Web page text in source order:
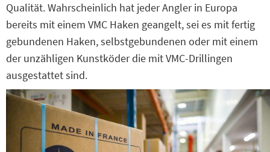
Qualität. Wahrscheinlich hat jeder Angler in Europa
bereits mit einem VMC Haken geangelt, sei es mit fertig
gebundenen Haken, selbstgebundenen oder mit einem
der unzähligen Kunstköder die mit VMC-Drillingen
ausgestattet sind.